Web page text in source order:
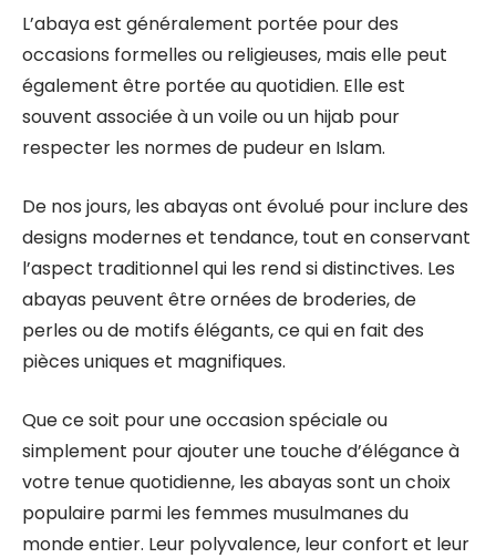
L’abaya est généralement portée pour des
occasions formelles ou religieuses, mais elle peut
également être portée au quotidien. Elle est
souvent associée à un voile ou un hijab pour
respecter les normes de pudeur en Islam.
De nos jours, les abayas ont évolué pour inclure des
designs modernes et tendance, tout en conservant
l’aspect traditionnel qui les rend si distinctives. Les
abayas peuvent être ornées de broderies, de
perles ou de motifs élégants, ce qui en fait des
pièces uniques et magnifiques.
Que ce soit pour une occasion spéciale ou
simplement pour ajouter une touche d’élégance à
votre tenue quotidienne, les abayas sont un choix
populaire parmi les femmes musulmanes du
monde entier. Leur polyvalence, leur confort et leur